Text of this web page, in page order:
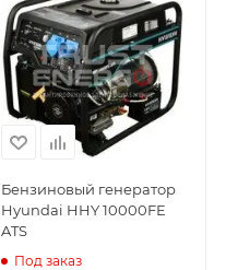
Бензиновый генератор
Hyundai HHY 10000FE
ATS
Под заказ